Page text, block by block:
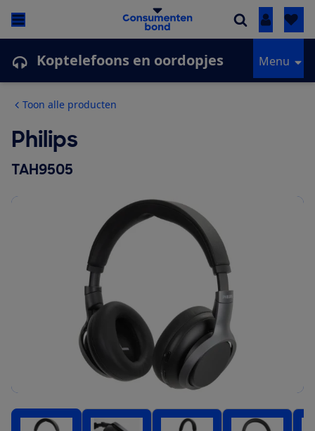
Inloggen
Koptelefoons en oordopjes Menu
Toon alle producten
Philips
TAH9505